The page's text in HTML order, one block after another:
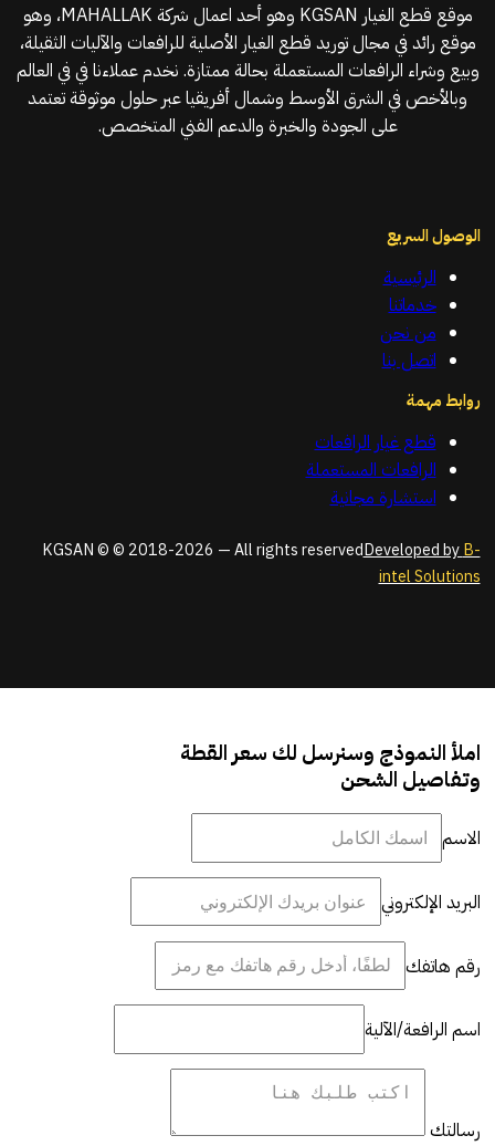
موقع قطع الغيار KGSAN وهو أحد اعمال شركة MAHALLAK، وهو
موقع رائد في مجال توريد قطع الغيار الأصلية للرافعات والآليات الثقيلة،
وبيع وشراء الرافعات المستعملة بحالة ممتازة. نخدم عملاءنا في في العالم
وبالأخص في الشرق الأوسط وشمال أفريقيا عبر حلول موثوقة تعتمد
على الجودة والخبرة والدعم الفني المتخصص.
الوصول السريع
الرئيسية
خدماتنا
من نحن
اتصل بنا
روابط مهمة
قطع غيار الرافعات
الرافعات المستعملة
استشارة مجانية
KGSAN © © 2018-2026 — All rights reservedDeveloped byB-
intel Solutions
املأ النموذج وسنرسل لك سعر القطة
وتفاصيل الشحن
الاسم
البريد الإلكتروني
رقم هاتفك
اسم الرافعة/الآلية
رسالتك